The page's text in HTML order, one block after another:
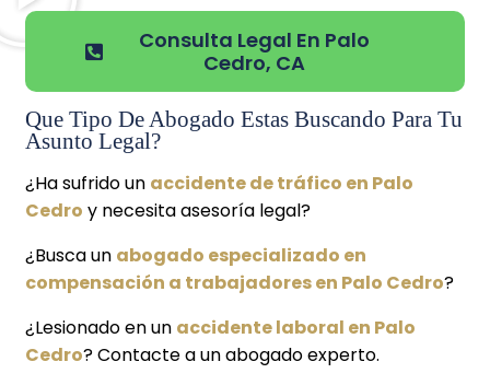
Consulta Legal En Palo
Cedro, CA
Que Tipo De Abogado Estas Buscando Para Tu
Asunto Legal?
¿Ha sufrido un accidente de tráfico en Palo
Cedro y necesita asesoría legal?
¿Busca un abogado especializado en
compensación a trabajadores en Palo Cedro?
¿Lesionado en un accidente laboral en Palo
Cedro? Contacte a un abogado experto.